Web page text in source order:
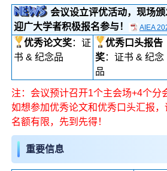
会议设立评优活动，现场
迎广大学者积极报名参与！
AIEA
优秀论文奖：证
书 & 纪念品
优秀口头报告
奖：证书 & 纪念
品
注：会议预计召开1个主会场+4个分
如想参加优秀论文和优秀口头汇报
名额有限，先到先得！
重要信息